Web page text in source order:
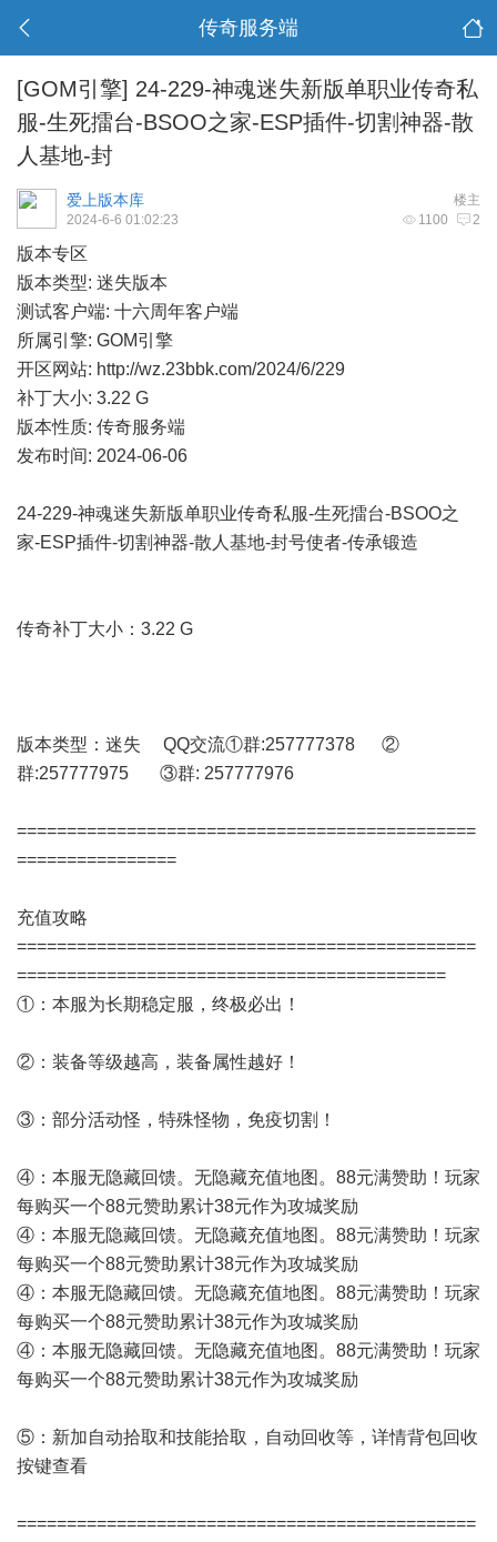
传奇服务端
[GOM引擎] 24-229-神魂迷失新版单职业传奇私
服-生死擂台-BSOO之家-ESP插件-切割神器-散
人基地-封
楼主
爱上版本库
1100 2
2024-6-6 01:02:23
版本专区
版本类型: 迷失版本
测试客户端: 十六周年客户端
所属引擎: GOM引擎
开区网站: http://wz.23bbk.com/2024/6/229
补丁大小: 3.22 G
版本性质: 传奇服务端
发布时间: 2024-06-06
24-229-神魂迷失新版单职业传奇私服-生死擂台-BSOO之
家-ESP插件-切割神器-散人基地-封号使者-传承锻造
传奇补丁大小：3.22 G
版本类型：迷失 QQ交流①群:257777378 ②
群:257777975 ③群: 257777976
==============================================
================
充值攻略
==============================================
===========================================
①：本服为长期稳定服，终极必出！
②：装备等级越高，装备属性越好！
③：部分活动怪，特殊怪物，免疫切割！
④：本服无隐藏回馈。无隐藏充值地图。88元满赞助！玩家
每购买一个88元赞助累计38元作为攻城奖励
④：本服无隐藏回馈。无隐藏充值地图。88元满赞助！玩家
每购买一个88元赞助累计38元作为攻城奖励
④：本服无隐藏回馈。无隐藏充值地图。88元满赞助！玩家
每购买一个88元赞助累计38元作为攻城奖励
④：本服无隐藏回馈。无隐藏充值地图。88元满赞助！玩家
每购买一个88元赞助累计38元作为攻城奖励
⑤：新加自动拾取和技能拾取，自动回收等，详情背包回收
按键查看
==============================================